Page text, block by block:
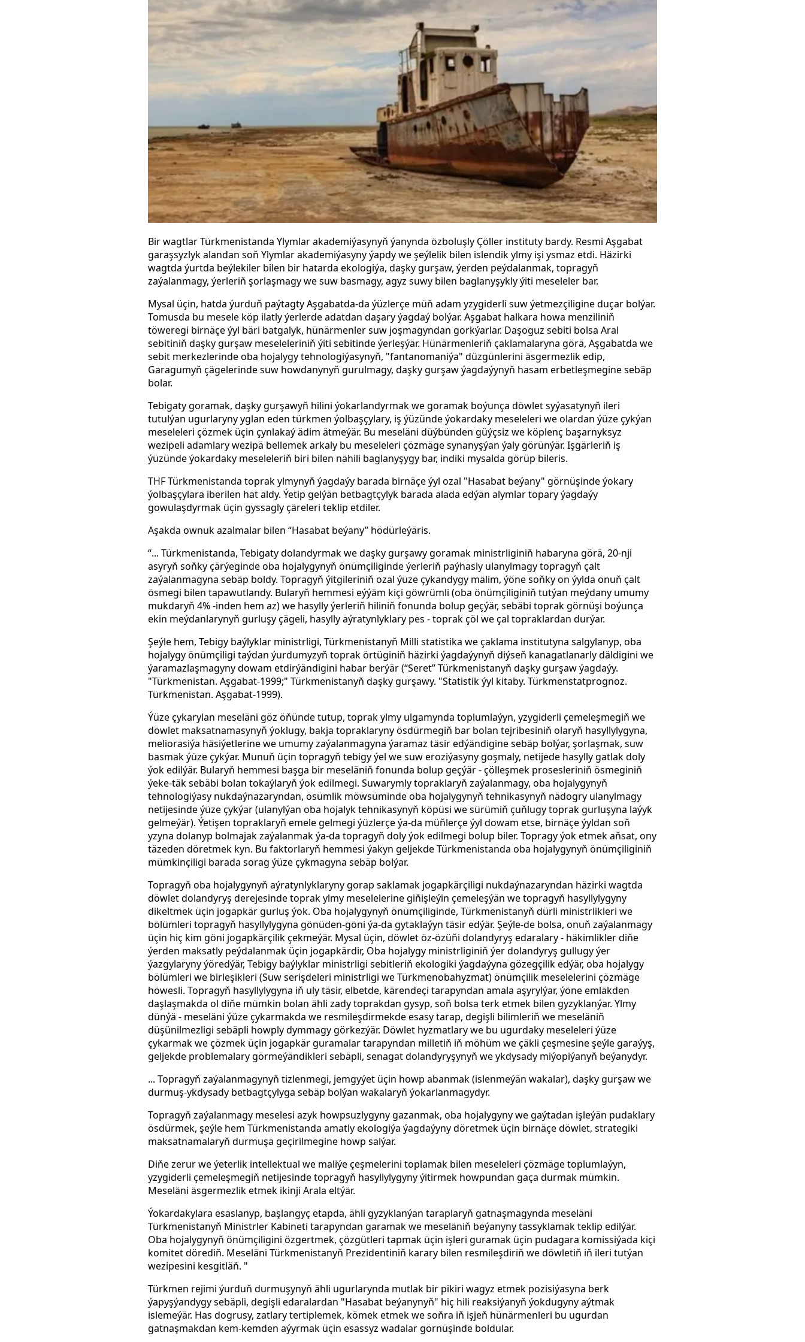
Bir wagtlar Türkmenistanda Ylymlar akademiýasynyň ýanynda özboluşly Çöller instituty bardy. Resmi Aşgabat
garaşsyzlyk alandan soň Ylymlar akademiýasyny ýapdy we şeýlelik bilen islendik ylmy işi ysmaz etdi. Häzirki
wagtda ýurtda beýlekiler bilen bir hatarda ekologiýa, daşky gurşaw, ýerden peýdalanmak, topragyň
zaýalanmagy, ýerleriň şorlaşmagy we suw basmagy, agyz suwy bilen baglanyşykly ýiti meseleler bar.
Mysal üçin, hatda ýurduň paýtagty Aşgabatda-da ýüzlerçe müň adam yzygiderli suw ýetmezçiligine duçar bolýar.
Tomusda bu mesele köp ilatly ýerlerde adatdan daşary ýagdaý bolýar. Aşgabat halkara howa menziliniň
töweregi birnäçe ýyl bäri batgalyk, hünärmenler suw joşmagyndan gorkýarlar. Daşoguz sebiti bolsa Aral
sebitiniň daşky gurşaw meseleleriniň ýiti sebitinde ýerleşýär. Hünärmenleriň çaklamalaryna görä, Aşgabatda we
sebit merkezlerinde oba hojalygy tehnologiýasynyň, "fantanomaniýa" düzgünlerini äsgermezlik edip,
Garagumyň çägelerinde suw howdanynyň gurulmagy, daşky gurşaw ýagdaýynyň hasam erbetleşmegine sebäp
bolar.
Tebigaty goramak, daşky gurşawyň hilini ýokarlandyrmak we goramak boýunça döwlet syýasatynyň ileri
tutulýan ugurlaryny yglan eden türkmen ýolbaşçylary, iş ýüzünde ýokardaky meseleleri we olardan ýüze çykýan
meseleleri çözmek üçin çynlakaý ädim ätmeýär. Bu meseläni düýbünden güýçsiz we köplenç başarnyksyz
wezipeli adamlary wezipä bellemek arkaly bu meseleleri çözmäge synanyşýan ýaly görünýär. Işgärleriň iş
ýüzünde ýokardaky meseleleriň biri bilen nähili baglanyşygy bar, indiki mysalda görüp bileris.
THF Türkmenistanda toprak ylmynyň ýagdaýy barada birnäçe ýyl ozal "Hasabat beýany" görnüşinde ýokary
ýolbaşçylara iberilen hat aldy. Ýetip gelýän betbagtçylyk barada alada edýän alymlar topary ýagdaýy
gowulaşdyrmak üçin gyssagly çäreleri teklip etdiler.
Aşakda ownuk azalmalar bilen “Hasabat beýany” hödürleýäris.
“... Türkmenistanda, Tebigaty dolandyrmak we daşky gurşawy goramak ministrliginiň habaryna görä, 20-nji
asyryň soňky çärýeginde oba hojalygynyň önümçiliginde ýerleriň paýhasly ulanylmagy topragyň çalt
zaýalanmagyna sebäp boldy. Topragyň ýitgileriniň ozal ýüze çykandygy mälim, ýöne soňky on ýylda onuň çalt
ösmegi bilen tapawutlandy. Bularyň hemmesi eýýäm kiçi göwrümli (oba önümçiliginiň tutýan meýdany umumy
mukdaryň 4% -inden hem az) we hasylly ýerleriň hiliniň fonunda bolup geçýär, sebäbi toprak görnüşi boýunça
ekin meýdanlarynyň gurluşy çägeli, hasylly aýratynlyklary pes - toprak çöl we çal topraklardan durýar.
Şeýle hem, Tebigy baýlyklar ministrligi, Türkmenistanyň Milli statistika we çaklama institutyna salgylanyp, oba
hojalygy önümçiligi taýdan ýurdumyzyň toprak örtüginiň häzirki ýagdaýynyň diýseň kanagatlanarly däldigini we
ýaramazlaşmagyny dowam etdirýändigini habar berýär (“Seret” Türkmenistanyň daşky gurşaw ýagdaýy.
"Türkmenistan. Aşgabat-1999;" Türkmenistanyň daşky gurşawy. "Statistik ýyl kitaby. Türkmenstatprognoz.
Türkmenistan. Aşgabat-1999).
Ýüze çykarylan meseläni göz öňünde tutup, toprak ylmy ulgamynda toplumlaýyn, yzygiderli çemeleşmegiň we
döwlet maksatnamasynyň ýoklugy, bakja topraklaryny ösdürmegiň bar bolan tejribesiniň olaryň hasyllylygyna,
meliorasiýa häsiýetlerine we umumy zaýalanmagyna ýaramaz täsir edýändigine sebäp bolýar, şorlaşmak, suw
basmak ýüze çykýar. Munuň üçin topragyň tebigy ýel we suw eroziýasyny goşmaly, netijede hasylly gatlak doly
ýok edilýär. Bularyň hemmesi başga bir meseläniň fonunda bolup geçýär - çölleşmek prosesleriniň ösmeginiň
ýeke-täk sebäbi bolan tokaýlaryň ýok edilmegi. Suwarymly topraklaryň zaýalanmagy, oba hojalygynyň
tehnologiýasy nukdaýnazaryndan, ösümlik möwsüminde oba hojalygynyň tehnikasynyň nädogry ulanylmagy
netijesinde ýüze çykýar (ulanylýan oba hojalyk tehnikasynyň köpüsi we sürümiň çuňlugy toprak gurluşyna laýyk
gelmeýär). Ýetişen topraklaryň emele gelmegi ýüzlerçe ýa-da müňlerçe ýyl dowam etse, birnäçe ýyldan soň
yzyna dolanyp bolmajak zaýalanmak ýa-da topragyň doly ýok edilmegi bolup biler. Topragy ýok etmek aňsat, ony
täzeden döretmek kyn. Bu faktorlaryň hemmesi ýakyn geljekde Türkmenistanda oba hojalygynyň önümçiliginiň
mümkinçiligi barada sorag ýüze çykmagyna sebäp bolýar.
Topragyň oba hojalygynyň aýratynlyklaryny gorap saklamak jogapkärçiligi nukdaýnazaryndan häzirki wagtda
döwlet dolandyryş derejesinde toprak ylmy meselelerine giňişleýin çemeleşýän we topragyň hasyllylygyny
dikeltmek üçin jogapkär gurluş ýok. Oba hojalygynyň önümçiliginde, Türkmenistanyň dürli ministrlikleri we
bölümleri topragyň hasyllylygyna gönüden-göni ýa-da gytaklaýyn täsir edýär. Şeýle-de bolsa, onuň zaýalanmagy
üçin hiç kim göni jogapkärçilik çekmeýär. Mysal üçin, döwlet öz-özüňi dolandyryş edaralary - häkimlikler diňe
ýerden maksatly peýdalanmak üçin jogapkärdir, Oba hojalygy ministrliginiň ýer dolandyryş gullugy ýer
ýazgylaryny ýöredýär, Tebigy baýlyklar ministrligi sebitleriň ekologiki ýagdaýyna gözegçilik edýär, oba hojalygy
bölümleri we birleşikleri (Suw serişdeleri ministrligi we Türkmenobahyzmat) önümçilik meselelerini çözmäge
höwesli. Topragyň hasyllylygyna iň uly täsir, elbetde, kärendeçi tarapyndan amala aşyrylýar, ýöne emläkden
daşlaşmakda ol diňe mümkin bolan ähli zady toprakdan gysyp, soň bolsa terk etmek bilen gyzyklanýar. Ylmy
dünýä - meseläni ýüze çykarmakda we resmileşdirmekde esasy tarap, degişli bilimleriň we meseläniň
düşünilmezligi sebäpli howply dymmagy görkezýär. Döwlet hyzmatlary we bu ugurdaky meseleleri ýüze
çykarmak we çözmek üçin jogapkär guramalar tarapyndan milletiň iň möhüm we çäkli çeşmesine şeýle garaýyş,
geljekde problemalary görmeýändikleri sebäpli, senagat dolandyryşynyň we ykdysady miýopiýanyň beýanydyr.
... Topragyň zaýalanmagynyň tizlenmegi, jemgyýet üçin howp abanmak (islenmeýän wakalar), daşky gurşaw we
durmuş-ykdysady betbagtçylyga sebäp bolýan wakalaryň ýokarlanmagydyr.
Topragyň zaýalanmagy meselesi azyk howpsuzlygyny gazanmak, oba hojalygyny we gaýtadan işleýän pudaklary
ösdürmek, şeýle hem Türkmenistanda amatly ekologiýa ýagdaýyny döretmek üçin birnäçe döwlet, strategiki
maksatnamalaryň durmuşa geçirilmegine howp salýar.
Diňe zerur we ýeterlik intellektual we maliýe çeşmelerini toplamak bilen meseleleri çözmäge toplumlaýyn,
yzygiderli çemeleşmegiň netijesinde topragyň hasyllylygyny ýitirmek howpundan gaça durmak mümkin.
Meseläni äsgermezlik etmek ikinji Arala eltýär.
Ýokardakylara esaslanyp, başlangyç etapda, ähli gyzyklanýan taraplaryň gatnaşmagynda meseläni
Türkmenistanyň Ministrler Kabineti tarapyndan garamak we meseläniň beýanyny tassyklamak teklip edilýär.
Oba hojalygynyň önümçiligini özgertmek, çözgütleri tapmak üçin işleri guramak üçin pudagara komissiýada kiçi
komitet dörediň. Meseläni Türkmenistanyň Prezidentiniň karary bilen resmileşdiriň we döwletiň iň ileri tutýan
wezipesini kesgitläň. "
Türkmen rejimi ýurduň durmuşynyň ähli ugurlarynda mutlak bir pikiri wagyz etmek pozisiýasyna berk
ýapyşýandygy sebäpli, degişli edaralardan "Hasabat beýanynyň" hiç hili reaksiýanyň ýokdugyny aýtmak
islemeýär. Has dogrusy, zatlary tertiplemek, kömek etmek we soňra iň işjeň hünärmenleri bu ugurdan
gatnaşmakdan kem-kemden aýyrmak üçin esassyz wadalar görnüşinde boldular.